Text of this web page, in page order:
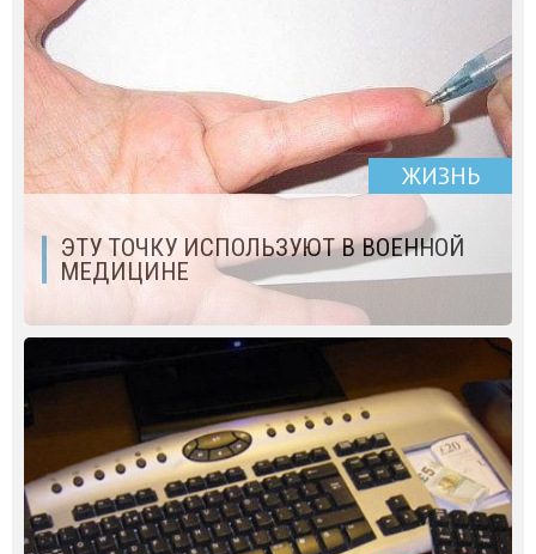
ЖИЗНЬ
ЭТУ ТОЧКУ ИСПОЛЬЗУЮТ В ВОЕННОЙ
МЕДИЦИНЕ